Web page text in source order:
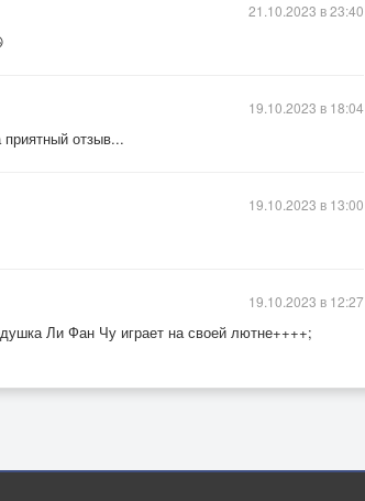
21.10.2023 в 23:40
отзыв...
19.10.2023 в 18:04
19.10.2023 в 13:00
Ли Фан Чу играет на своей лютне++++;
19.10.2023 в 12:27